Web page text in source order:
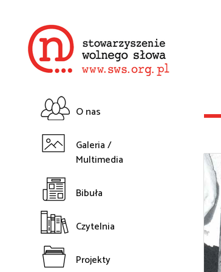
Główna
nawigacja
O nas
Galeria /
Multimedia
Bibuła
Czytelnia
Projekty